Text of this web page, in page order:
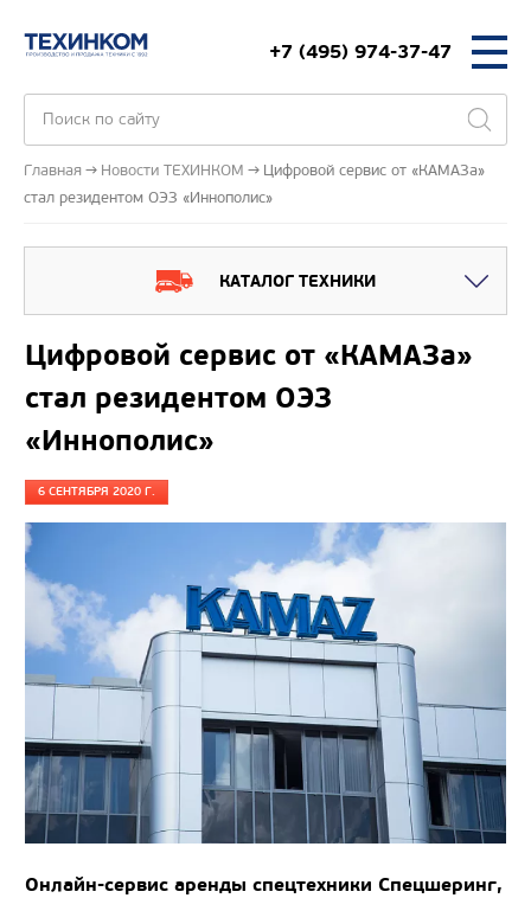
+7 (495) 974-37-47
Главная Новости ТЕХИНКОМ
Цифровой сервис от «КАМАЗа»
стал резидентом ОЭЗ «Иннополис»
КАТАЛОГ ТЕХНИКИ
Цифровой сервис от «КАМАЗа»
стал резидентом ОЭЗ
«Иннополис»
6 СЕНТЯБРЯ 2020 Г.
Онлайн-сервис аренды спецтехники Спецшеринг,